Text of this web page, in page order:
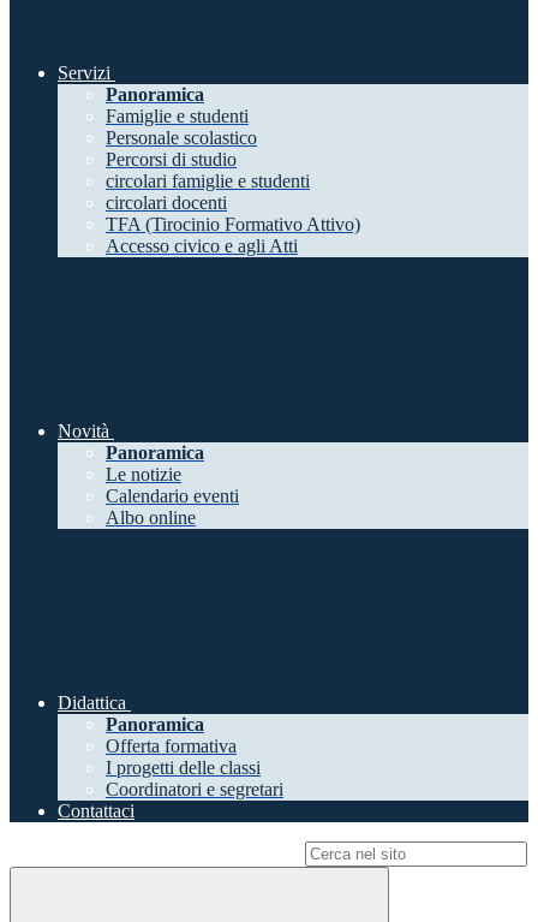
Servizi
Panoramica
Famiglie e studenti
Personale scolastico
Percorsi di studio
circolari famiglie e studenti
circolari docenti
TFA (Tirocinio Formativo Attivo)
Accesso civico e agli Atti
Novità
Panoramica
Le notizie
Calendario eventi
Albo online
Didattica
Panoramica
Offerta formativa
I progetti delle classi
Coordinatori e segretari
Contattaci